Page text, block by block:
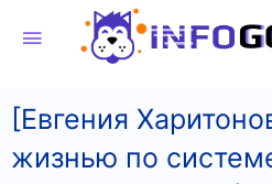
[Евгения
жизнью по